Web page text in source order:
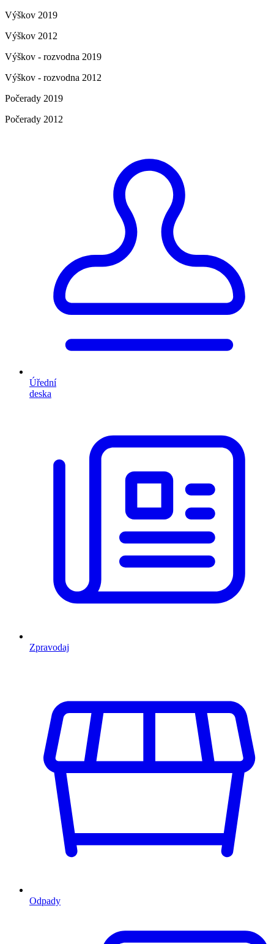
Výškov 2019
Výškov 2012
Výškov - rozvodna 2019
Výškov - rozvodna 2012
Počerady 2019
Počerady 2012
Úřední
deska
Zpravodaj
Odpady